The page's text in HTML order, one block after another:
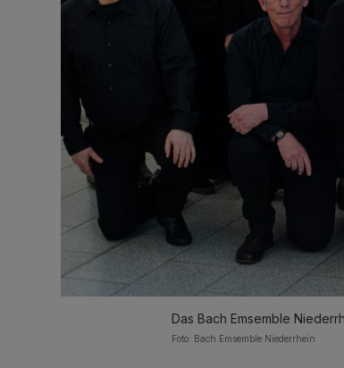
Das Bach Emsemble
Foto: Bach Emsemble Niederrhein